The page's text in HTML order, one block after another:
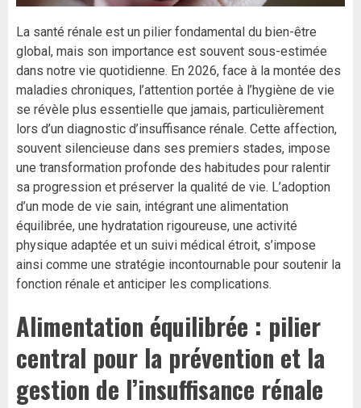
La santé rénale est un pilier fondamental du bien-être
global, mais son importance est souvent sous-estimée
dans notre vie quotidienne. En 2026, face à la montée des
maladies chroniques, l’attention portée à l’hygiène de vie
se révèle plus essentielle que jamais, particulièrement
lors d’un diagnostic d’insuffisance rénale. Cette affection,
souvent silencieuse dans ses premiers stades, impose
une transformation profonde des habitudes pour ralentir
sa progression et préserver la qualité de vie. L’adoption
d’un mode de vie sain, intégrant une alimentation
équilibrée, une hydratation rigoureuse, une activité
physique adaptée et un suivi médical étroit, s’impose
ainsi comme une stratégie incontournable pour soutenir la
fonction rénale et anticiper les complications.
Alimentation équilibrée : pilier
central pour la prévention et la
gestion de l’insuffisance rénale